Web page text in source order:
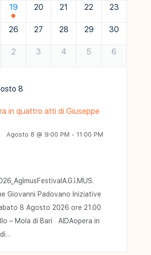
19 20 21 22 23
26 27 28 29 30
2 3 4 5 6
8
in quattro atti di Giuseppe
Agosto 8 @ 9:00 PM - 11:00 PM
Giovanni Padovano Iniziative
8 Agosto 2026 ore 21.00
– Mola di Bari AIDAopera in